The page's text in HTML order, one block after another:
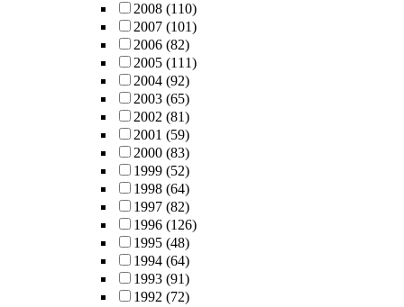
2008 (110)
2007 (101)
2006 (82)
2005 (111)
2004 (92)
2003 (65)
2002 (81)
2001 (59)
2000 (83)
1999 (52)
1998 (64)
1997 (82)
1996 (126)
1995 (48)
1994 (64)
1993 (91)
1992 (72)